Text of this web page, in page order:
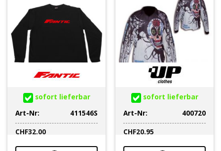
sofort lieferbar
Art-Nr:
411546S
CHF32.00
sofort lieferbar
Art-Nr:
400720
CHF20.95